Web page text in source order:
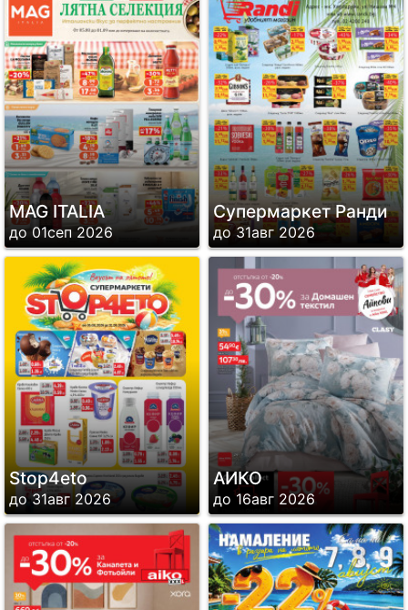
MAG ITALIA
до 01сеп 2026
Супермаркет Ранди
до 31авг 2026
Stop4eto
до 31авг 2026
АИКО
до 16авг 2026